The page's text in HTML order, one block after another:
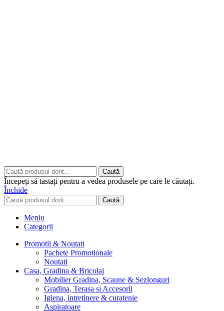
Caută
Începeți să tastați pentru a vedea produsele pe care le căutați.
Închide
Caută
Meniu
Categorii
Promotii & Noutati
Pachete Promotionale
Noutati
Casa, Gradina & Bricolaj
Mobilier Gradina, Scaune & Sezlonguri
Gradina, Terasa si Accesorii
Igiena, intretinere & curatenie
Aspiratoare